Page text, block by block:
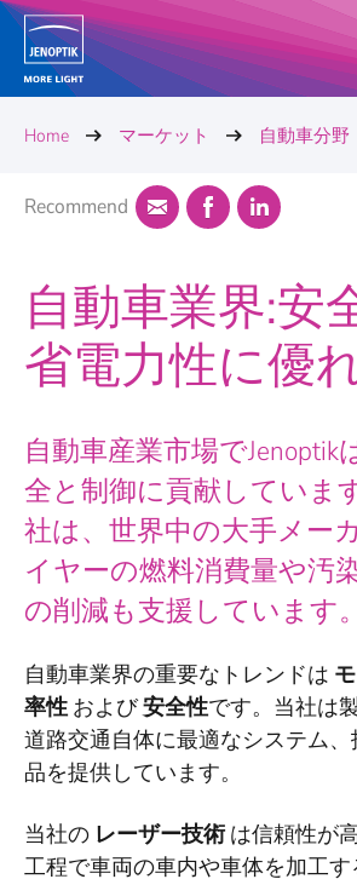
Home マーケット 自動車分野
Recommend
自動車業界:安
省電力性に優
自動車産業市場でJenoptik
全と制御に貢献していま
社は、世界中の大手メー
イヤーの燃料消費量や汚
の削減も支援しています。
自動車業界の重要なトレンドは
率性および安全性です。当社は
道路交通自体に最適なシステム
品を提供しています。
当社の レーザー技術は信頼性が
工程で車両の車内や車体を加工